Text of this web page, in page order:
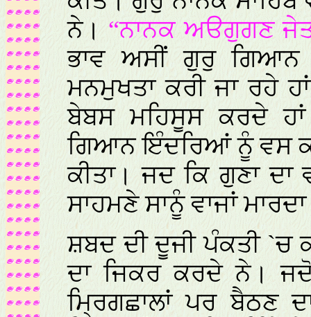
ਨੇ।“ਨਾਨਕ ਅੳਗੁਗਣ
ਭਾਵ ਅਸੀਂ ਗੁਰੁ ਗਿਆਨ
ਮਨਮੁਖਤਾ ਕਰੀ ਜਾ ਰਹੇ
ਬੇਬਸ ਮਹਿਸੂਸ ਕਰਦੇ
ਗਿਆਨ ਇੰਦਰਿਆਂ ਨੂੰ ਵਸ
ਕੀਤਾ। ਜਦ ਕਿ ਗੁਣਾ
ਸਾਹਮਣੇ ਸਾਨੂੰ ਵਾਜਾਂ
ਸ਼ਬਦ ਦੀ ਦੂਜੀ ਪੰਕਤੀ `ਚ
ਦਾ ਜਿਕਰ ਕਰਦੇ ਨੇ। ਜਦੋ
ਮ੍ਰਿਗਛਾਲਾਂ ਪਰ ਬੈਠਣ